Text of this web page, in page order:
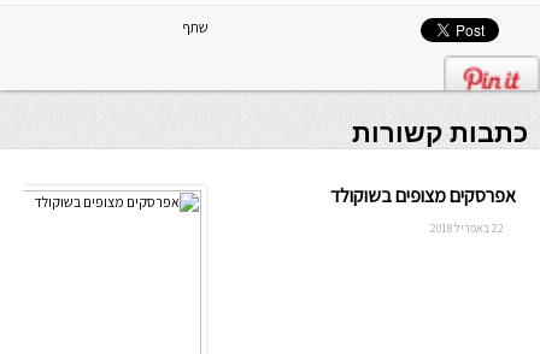
שתף
כתבות קשורות
אפרסקים מצופים בשוקולד
22 באפריל 2018